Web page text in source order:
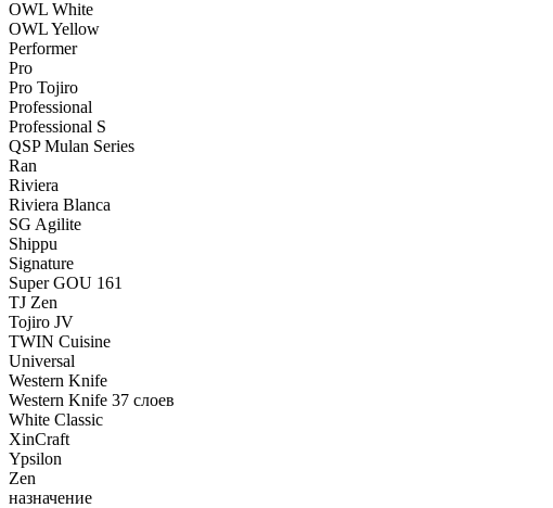
OWL White
OWL Yellow
Performer
Pro
Pro Tojiro
Professional
Professional S
QSP Mulan Series
Ran
Riviera
Riviera Blanca
SG Agilite
Shippu
Signature
Super GOU 161
TJ Zen
Tojiro JV
TWIN Cuisine
Universal
Western Knife
Western Knife 37 слоев
White Classic
XinCraft
Ypsilon
Zen
назначение